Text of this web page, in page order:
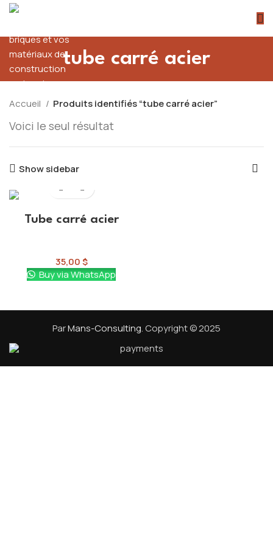
tube carré acier
Accueil Produits identifiés “tube carré acier”
Voici le seul résultat
Show sidebar
Tube carré acier
35,00$
Buy via WhatsApp
ParMans-Consulting. Copyright © 2025